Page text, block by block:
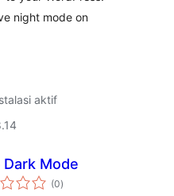
night mode on
aktif
Dark Mode
(0total
rating
)